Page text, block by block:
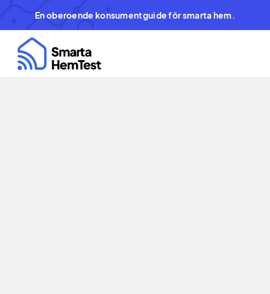
En oberoende konsumentguide för smarta hem.